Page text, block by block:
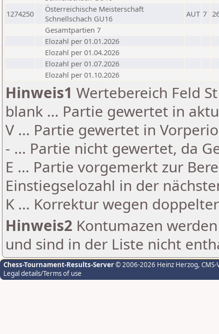
1274250
Österreichische Meisterschaft
Schnellschach GU16
AUT 7
Gesamtpartien 7
Elozahl per 01.01.2026
Elozahl per 01.04.2026
Elozahl per 01.07.2026
Elozahl per 01.10.2026
Hinweis1 Wertebereich Feld
blank ... Partie gewertet in
V ... Partie gewertet in
- ... Partie nicht gewertet, da
E ... Partie vorgemerkt zur
Einstiegselozahl in der
K ... Korrektur wegen
Hinweis2 Kontumazen
und sind in der Liste nicht
Chess-Tournament-Results-Server© 2006-2026 Heinz Herzog,
Legal details/Terms of use